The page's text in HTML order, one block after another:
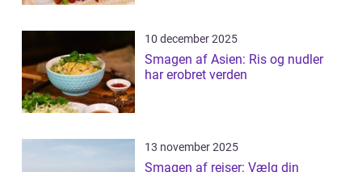
10 december 2025
Smagen af Asien: Ris og nudler
har erobret verden
13 november 2025
Smagen af rejser: Vælg din